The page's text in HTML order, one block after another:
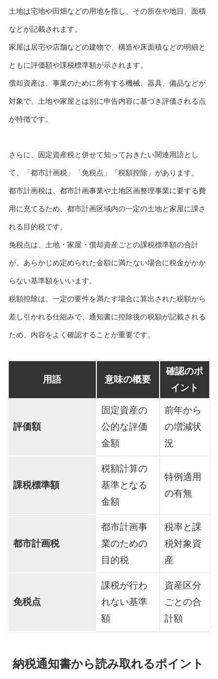
土地は宅地や田畑などの用地を指し、その所在や地目、面積
などが記載されます。
家屋は居宅や店舗などの建物で、構造や床面積などの明細と
ともに評価額や課税標準額が示されます。
償却資産は、事業のために所有する機械、器具、備品などが
対象で、土地や家屋とは別に申告内容に基づき評価される点
が特徴です。
さらに、固定資産税と併せて知っておきたい関連用語とし
て、「都市計画税」「免税点」「税額控除」があります。
都市計画税は、都市計画事業や土地区画整理事業に要する費
用に充てるため、都市計画区域内の一定の土地と家屋に課さ
れる目的税です。
免税点は、土地・家屋・償却資産ごとの課税標準額の合計
が、あらかじめ定められた金額に満たない場合に税金がかか
らない基準額をいいます。
税額控除は、一定の要件を満たす場合に算出された税額から
差し引かれる仕組みで、通知書に控除後の税額が記載される
ため、内容をよく確認することが重要です。
用語 意味の概要
確認のポ
イント
評価額
固定資産の
公的な評価
金額
前年から
の増減状
況
課税標準額
税額計算の
基準となる
金額
特例適用
の有無
都市計画税
都市計画事
業のための
目的税
税率と課
税対象資
産
免税点
課税が行わ
れない基準
額
資産区分
ごとの合
計額
納税通知書から読み取れるポイント